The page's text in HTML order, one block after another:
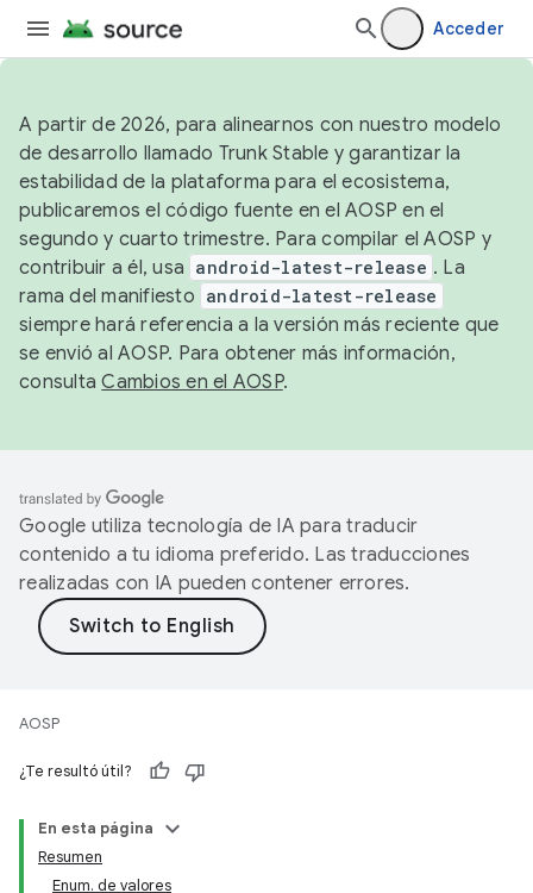
Acceder
A partir de 2026, para alinearnos con nuestro modelo
de desarrollo llamado Trunk Stable y garantizar la
estabilidad de la plataforma para el ecosistema,
publicaremos el código fuente en el AOSP en el
segundo y cuarto trimestre. Para compilar el AOSP y
contribuir a él, usa android-latest-release . La
rama del manifiesto android-latest-release
siempre hará referencia a la versión más reciente que
se envió al AOSP. Para obtener más información,
consultaCambios en el AOSP.
Google utiliza tecnología de IA para traducir
contenido a tu idioma preferido. Las traducciones
realizadas con IA pueden contener errores.
AOSP
¿Te resultó útil?
En esta página
Resumen
Enum. de valores